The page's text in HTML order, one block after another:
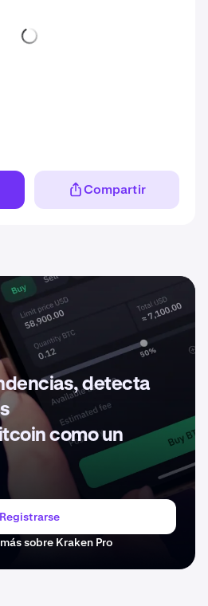
Compartir
detecta
como un
Registrarse
sobre Kraken Pro